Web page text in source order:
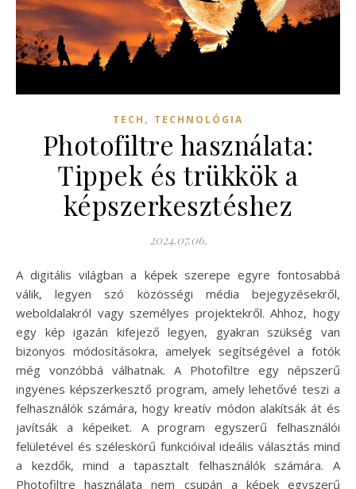
TECH , TECHNOLÓGIA
Photofiltre használata:
Tippek és trükkök a
képszerkesztéshez
2024.07.06.
A digitális világban a képek szerepe egyre fontosabbá
válik, legyen szó közösségi média bejegyzésekről,
weboldalakról vagy személyes projektekről. Ahhoz, hogy
egy kép igazán kifejező legyen, gyakran szükség van
bizonyos módosításokra, amelyek segítségével a fotók
még vonzóbbá válhatnak. A Photofiltre egy népszerű
ingyenes képszerkesztő program, amely lehetővé teszi a
felhasználók számára, hogy kreatív módon alakítsák át és
javítsák a képeiket. A program egyszerű felhasználói
felületével és széleskörű funkcióival ideális választás mind
a kezdők, mind a tapasztalt felhasználók számára. A
Photofiltre használata nem csupán a képek egyszerű